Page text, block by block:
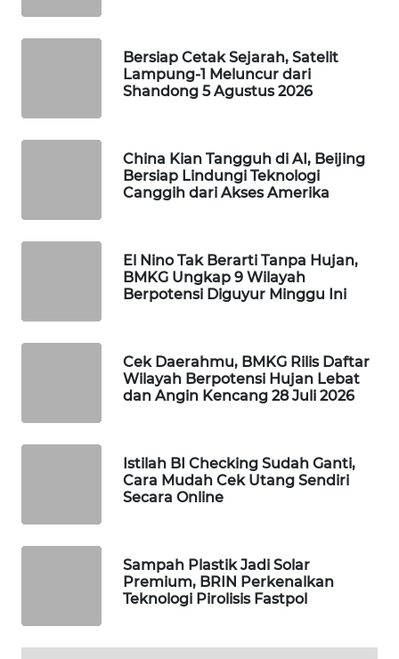
Bersiap Cetak Sejarah, Satelit
Lampung-1 Meluncur dari
Shandong 5 Agustus 2026
China Kian Tangguh di AI, Beijing
Bersiap Lindungi Teknologi
Canggih dari Akses Amerika
El Nino Tak Berarti Tanpa Hujan,
BMKG Ungkap 9 Wilayah
Berpotensi Diguyur Minggu Ini
Cek Daerahmu, BMKG Rilis Daftar
Wilayah Berpotensi Hujan Lebat
dan Angin Kencang 28 Juli 2026
Istilah BI Checking Sudah Ganti,
Cara Mudah Cek Utang Sendiri
Secara Online
Sampah Plastik Jadi Solar
Premium, BRIN Perkenalkan
Teknologi Pirolisis Fastpol
Wahana
LISTRIK
PLN
WATCH